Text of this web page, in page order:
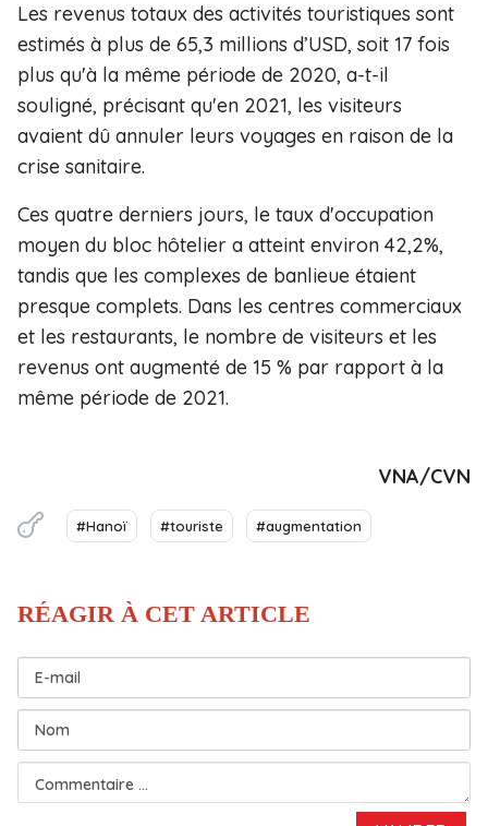
Les revenus totaux des activités touristiques sont
estimés à plus de 65,3 millions d’USD, soit 17 fois
plus qu'à la même période de 2020, a-t-il
souligné, précisant qu'en 2021, les visiteurs
avaient dû annuler leurs voyages en raison de la
crise sanitaire.
Ces quatre derniers jours, le taux d'occupation
moyen du bloc hôtelier a atteint environ 42,2%,
tandis que les complexes de banlieue étaient
presque complets. Dans les centres commerciaux
et les restaurants, le nombre de visiteurs et les
revenus ont augmenté de 15 % par rapport à la
même période de 2021.
VNA/CVN
#Hanoï #touriste #augmentation